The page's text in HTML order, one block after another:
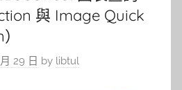
與 Image Quick
29 日 by libtul